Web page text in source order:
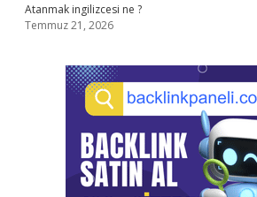
Atanmak ingilizcesi ne ?
Temmuz 21, 2026